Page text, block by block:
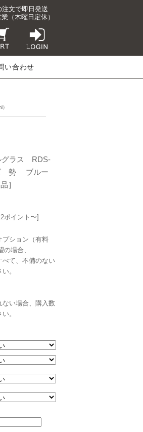
注文で即日発送
（木曜日定休）
い合わせ
グラス RDS-
ズ 勢 ブルー
］
ポイント〜]
プション（有料
場合、
べて、不備のない
。
い場合、購入数
。